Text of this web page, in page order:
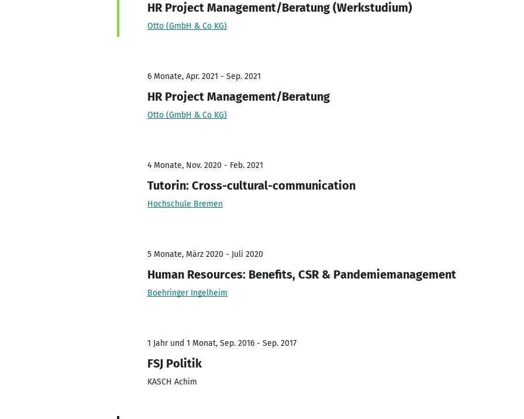
HR Project Management/Beratung (Werkstudium)
Otto (GmbH & Co KG)
6 Monate, Apr. 2021 - Sep. 2021
HR Project Management/Beratung
Otto (GmbH & Co KG)
4 Monate, Nov. 2020 - Feb. 2021
Tutorin: Cross-cultural-communication
Hochschule Bremen
5 Monate, März 2020 - Juli 2020
Human Resources: Benefits, CSR & Pandemiemanagement
Boehringer Ingelheim
1 Jahr und 1 Monat, Sep. 2016 - Sep. 2017
FSJ Politik
KASCH Achim